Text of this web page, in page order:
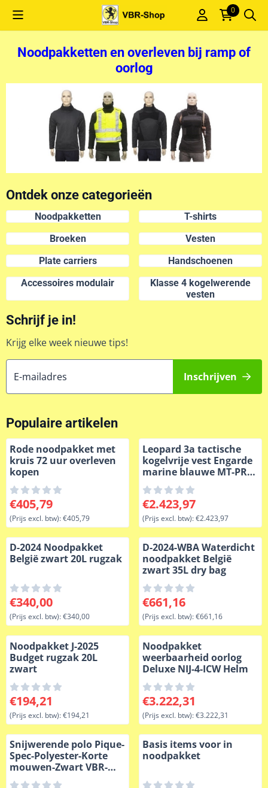
Cookievoorkeuren zijn momenteel gesloten. 0
Noodpakketten en overleven bij ramp of
oorlog
Ontdek onze categorieën
Noodpakketten
T-shirts
Broeken
Vesten
Plate carriers
Handschoenen
Accessoires modulair
Klasse 4 kogelwerende
vesten
Schrijf je in!
Krijg elke week nieuwe tips!
E-mailadres Inschrijven
Populaire artikelen
Rode noodpakket met
kruis 72 uur overleven
kopen
Prijs: 405,79, exclusief btw: 405,79
€405,79
(Prijs excl. btw):€405,79
Leopard 3a tactische
kogelvrije vest Engarde
marine blauwe MT-PRO-
GEN7
Prijs: 2 423,97, exclusief
€2.423,97
(Prijs excl. btw):€2.423,97
D-2024 Noodpakket
België zwart 20L rugzak
Prijs: 340,00, exclusief btw: 340,00
€340,00
(Prijs excl. btw):€340,00
D-2024-WBA Waterdicht
noodpakket België
zwart 35L dry bag
Prijs: 661,16, exclusief btw:
€661,16
(Prijs excl. btw):€661,16
Noodpakket J-2025
Budget rugzak 20L
zwart
Prijs: 194,21, exclusief btw: 194,21
€194,21
(Prijs excl. btw):€194,21
Noodpakket
weerbaarheid oorlog
Deluxe NIJ-4-ICW Helm
Prijs: 3 222,31, exclusief
€3.222,31
(Prijs excl. btw):€3.222,31
Snijwerende polo Pique-
Spec-Polyester-Korte
mouwen-Zwart VBR-
Belgium
Basis items voor in
noodpakket